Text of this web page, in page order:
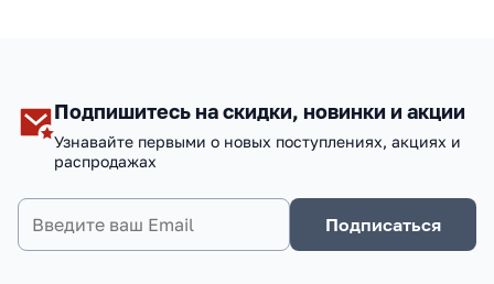
Подпишитесь на скидки, новинки и акции
Узнавайте первыми о новых поступлениях, акциях и
распродажах
Подписаться